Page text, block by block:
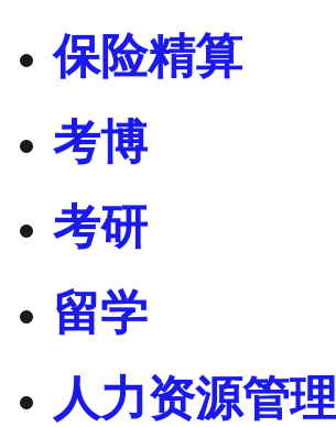
保险精算
考博
考研
留学
人力资源管理